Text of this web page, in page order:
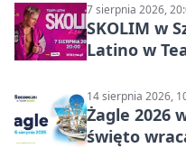
7 sierpnia 2026,
SKOLIM w
Latino w
14 sierpnia 2026,
Żagle 2026
święto